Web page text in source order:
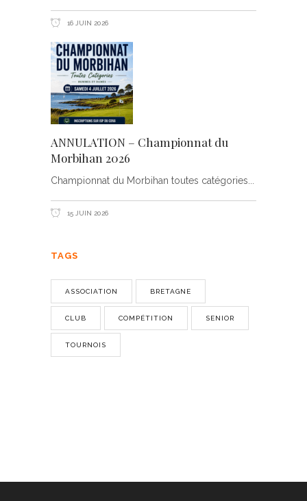
16 JUIN 2026
ANNULATION – Championnat du
Morbihan 2026
Championnat du Morbihan toutes catégories
15 JUIN 2026
TAGS
ASSOCIATION BRETAGNE
CLUB COMPÉTITION SENIOR
TOURNOIS